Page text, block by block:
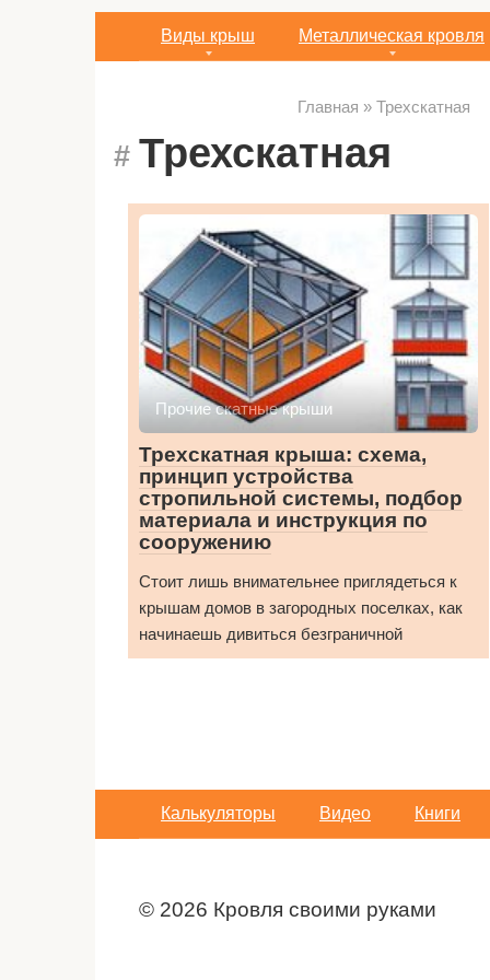
Виды крыш Металлическая кровля
Главная » Трехскатная
Трехскатная
Прочие скатные крыши
Трехскатная крыша: схема,
принцип устройства
стропильной системы, подбор
материала и инструкция по
сооружению
Стоит лишь внимательнее приглядеться к
крышам домов в загородных поселках, как
начинаешь дивиться безграничной
Калькуляторы Видео Книги
© 2026 Кровля своими руками